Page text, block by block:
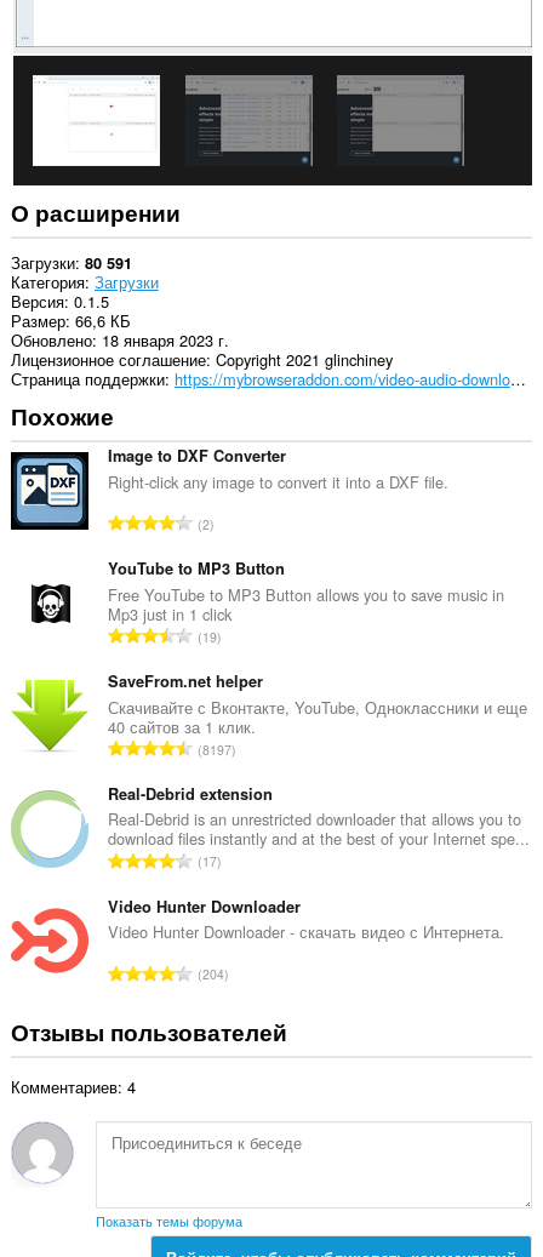
them
you
tray.
О расширении
Загрузки 80 591
Категория Загрузки
Версия 0.1.5
Размер 66,6 КБ
Обновлено 18 января 2023 г.
Лицензионное соглашение Copyright 2021 glinchiney
Страница поддержки
https://mybrowseraddon.com/video-audio-downloader.html
Похожие
Image to DXF Converter
Right-click any image to convert it into a DXF file.
В
е
г
о
о
е
н
о
к
:
2
YouTube to MP3 Button
Free YouTube to MP3 Button allows you to save music in
Mp3 just in 1 click
В
е
г
о
о
е
н
о
к
:
19
SaveFrom.net helper
Скачивайте с Вконтакте, YouTube, Одноклассники и еще
40 сайтов за 1 клик.
В
е
г
о
о
е
н
о
к
8197
Real-Debrid extension
Real-Debrid is an unrestricted downloader that allows you to
download files instantly and at the best of your Internet spe...
В
е
г
о
е
н
:
17
Video Hunter Downloader
Video Hunter Downloader - скачать видео с Интернета.
В
г
ц
е
к
:
204
Отзывы пользователей
Комментариев: 4
Показать темы форума